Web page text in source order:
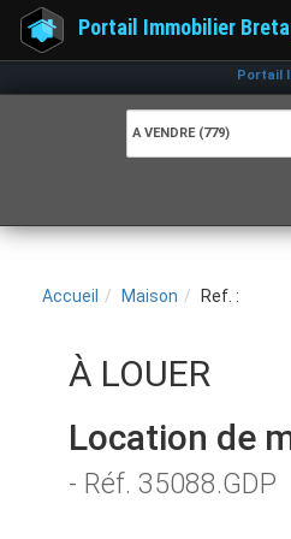
Portail
Portail Immobilier
Accueil Maison Ref. :
À LOUER
Location de
- Réf. 35088.GDP